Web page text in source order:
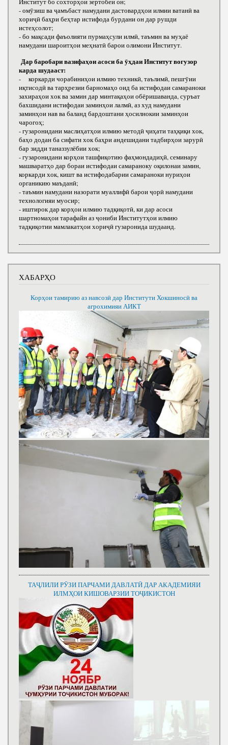
- омӯзиш ва ҷамъбаст намудани дастовардҳои илмии ватанӣ ва
хориҷӣ баҳри беҳтар истифода бурдани он дар рушди
истеҳсолот;
- бо мақсади фаъолияти пурмаҳсули илмӣ, таъмин ва муҳаё
намудани шароитҳои меҳнатӣ барои олимони Институт.
Дар баробари вазифаҳои асоси ба ӯҳдаи Институт вогузор
карда шудааст:
- коркарди чорабиниҳои илмию техникӣ, таълимӣ, пешгӯии
иқтисодӣ ва тарҳрезии барномаҳо оид ба истифодаи самараноки
захираҳои хок ва замин дар минтақаҳои обёришаванда, суръат
бахшидани истифодаи заминҳои лалмӣ, аз худ намудани
заминҳои нав ва баланд бардоштани ҳосилнокии заминҳои
чарогоҳ;
- гузаронидани маслиҳатҳои илмию методӣ ҷиҳати таҳқиқи хок,
баҳо додан ба сифати хок баҳри андешидани тадбирҳои зарурӣ
бар зидди таназзулёбии хок;
- гузаронидани корҳои ташфиқотию фаҳмондадиҳӣ, семинару
машваратҳо дар бораи истифодаи самараноку оқилонаи замин,
коркарди хок, кишт ва истифодабарии самараноки нуриҳои
органикию маъданӣ;
- таъмин намудани назорати муаллифӣ барои ҷорӣ намудани
технологияи муосир;
- иштирок дар корҳои илмию тадқиқотӣ, ки дар асоси
шартномаҳои тарафайн аз ҷониби Институтҳои илмию
тадқиқотии мамлакатҳои хориҷӣ гузаронида шудаанд.
ХАБАРҲО
Корҳои тамирию аз навсозӣ дар Институти Хокшиносӣ ва
агрохимияи АИКТ
ТАҶЛИЛИ РӮЗИ ПАРЧАМИ ДАВЛАТӢ ДАР АКАДЕМИЯИ
ИЛМҲОИ КИШОВАРЗИИ ТОҶИКИСТОН